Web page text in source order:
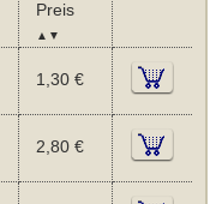
Preis
▲▼
1,30 €
2,80 €